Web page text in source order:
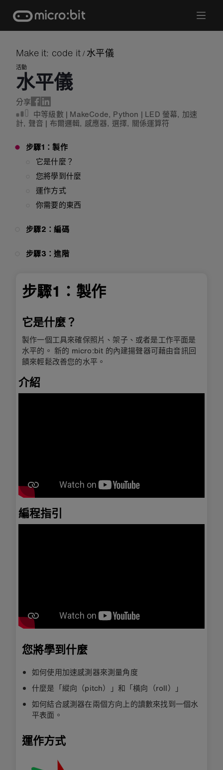
content
Make it: code it / 水平儀
活動
水平儀
分享
中等級數| MakeCode, Python | LED 螢幕, 加速
計, 聲音 | 布爾邏輯, 感應器, 選擇, 關係運算符
步驟1：製作
它是什麼？
您將學到什麼
運作方式
你需要的東西
步驟2：編碼
步驟3：進階
步驟1：製作
它是什麼？
製作一個工具來確保照片、架子、或者是工作平面是
水平的。 新的 micro:bit 的內建揚聲器可藉由音訊回
饋來輕鬆改善您的水平。
介紹
編程指引
您將學到什麼
如何使用加速感測器來測量角度
什麼是「縱向（pitch）」和「橫向（roll）」
如何結合感測器在兩個方向上的讀數來找到一個水
平表面。
運作方式